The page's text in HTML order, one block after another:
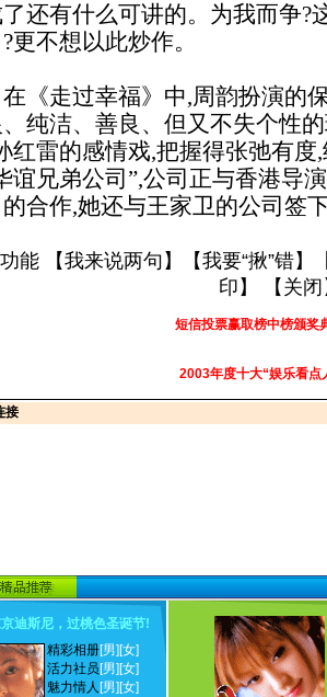
还有什么可讲的。为我而争?
更不想以此炒作。
走过幸福》中,周韵扮演的保
纯洁、善良、但又不失个性
红雷的感情戏,把握得张弛有
谊兄弟公司”,公司正与香港导
的合作,她还与王家卫的公司签
能 【我来说两句 】【我要“揪”错】
印 】 【 关闭
短信投票赢取榜中榜颁奖
2003年度十大“娱乐看点
接
迪斯尼，过桃色圣诞节!
精彩相册[男] [女]
活力社员 [男] [女]
魅力情人 [男] [女]